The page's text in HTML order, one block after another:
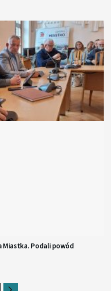
Miastka. Podali powód